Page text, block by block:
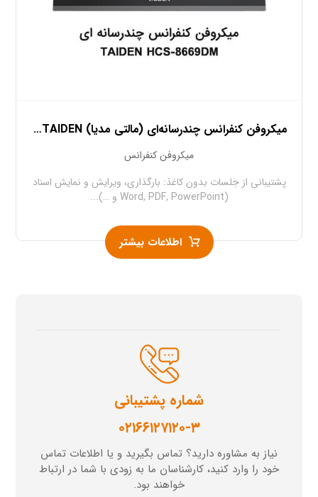
میکروفن کنفرانس چندرسانه‌ای (مالتی مدیا) TAIDEN سری HCS-۸۶۶۹
میکروفن کنفرانس
پشتیبانی از جلسات بدون کاغذ: بارگذاری، ویرایش و نمایش اسناد
(Word, PDF, PowerPoint و …)...
اطلاعات بیشتر
شماره پشتیبانی
۰۲۱۶۶۱۲۷۱۲۰-۳
نیاز به مشاوره دارید؟ تماس بگیرید و یا اطلاعات تماس
خود را وارد کنید، کارشناسان ما به زودی با شما در ارتباط
خواهند بود.